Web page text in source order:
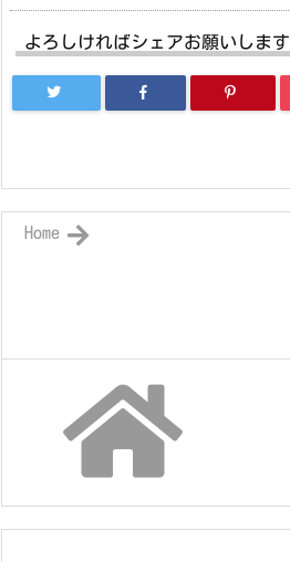
よろしければシェアお願いします
Home